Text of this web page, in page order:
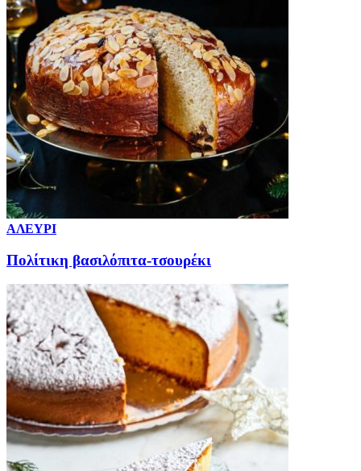
ΑΛΕΥΡΙ
Πολίτικη βασιλόπιτα-τσουρέκι